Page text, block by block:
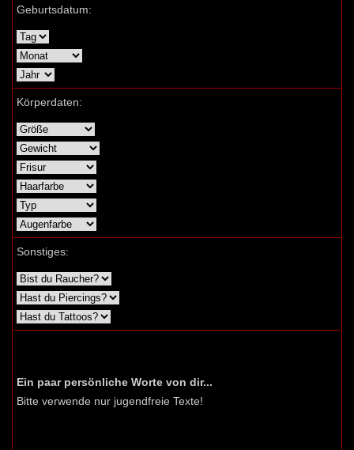
Geburtsdatum:
Körperdaten:
Sonstiges:
Ein paar persönliche Worte von dir...
Bitte verwende nur jugendfreie Texte!